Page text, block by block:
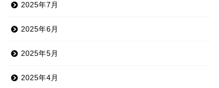
2025年7月
2025年6月
2025年5月
2025年4月